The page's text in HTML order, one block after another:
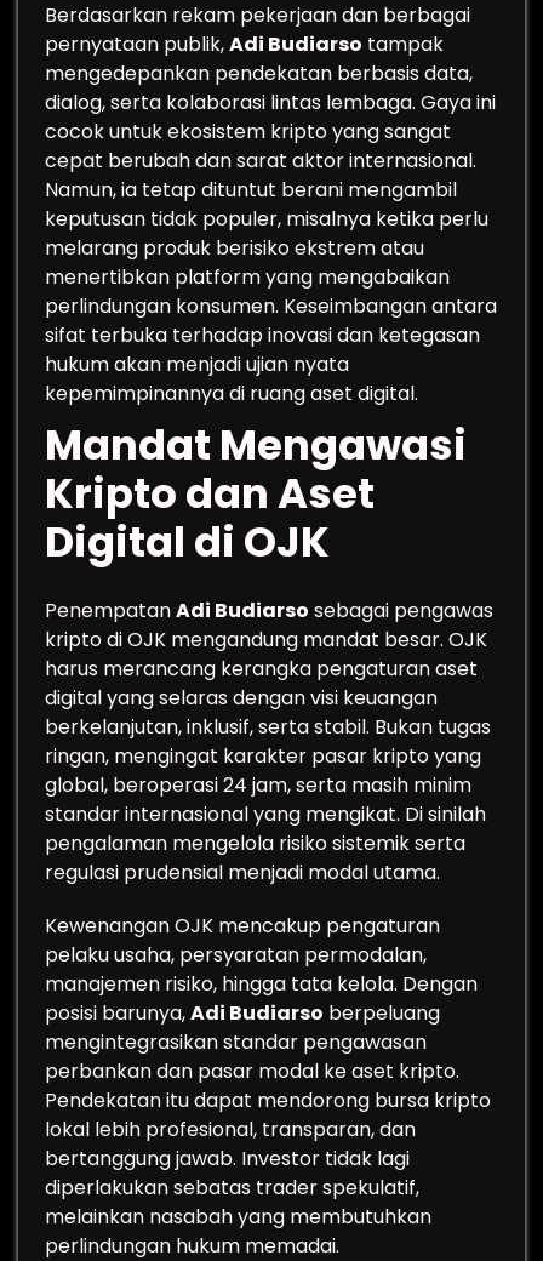
Berdasarkan rekam pekerjaan dan berbagai
pernyataan publik,Adi Budiarso tampak
mengedepankan pendekatan berbasis data,
dialog, serta kolaborasi lintas lembaga. Gaya ini
cocok untuk ekosistem kripto yang sangat
cepat berubah dan sarat aktor internasional.
Namun, ia tetap dituntut berani mengambil
keputusan tidak populer, misalnya ketika perlu
melarang produk berisiko ekstrem atau
menertibkan platform yang mengabaikan
perlindungan konsumen. Keseimbangan antara
sifat terbuka terhadap inovasi dan ketegasan
hukum akan menjadi ujian nyata
kepemimpinannya di ruang aset digital.
Mandat Mengawasi
Kripto dan Aset
Digital di OJK
PenempatanAdi Budiarso sebagai pengawas
kripto di OJK mengandung mandat besar. OJK
harus merancang kerangka pengaturan aset
digital yang selaras dengan visi keuangan
berkelanjutan, inklusif, serta stabil. Bukan tugas
ringan, mengingat karakter pasar kripto yang
global, beroperasi 24 jam, serta masih minim
standar internasional yang mengikat. Di sinilah
pengalaman mengelola risiko sistemik serta
regulasi prudensial menjadi modal utama.
Kewenangan OJK mencakup pengaturan
pelaku usaha, persyaratan permodalan,
manajemen risiko, hingga tata kelola. Dengan
posisi barunya,Adi Budiarso berpeluang
mengintegrasikan standar pengawasan
perbankan dan pasar modal ke aset kripto.
Pendekatan itu dapat mendorong bursa kripto
lokal lebih profesional, transparan, dan
bertanggung jawab. Investor tidak lagi
diperlakukan sebatas trader spekulatif,
melainkan nasabah yang membutuhkan
perlindungan hukum memadai.